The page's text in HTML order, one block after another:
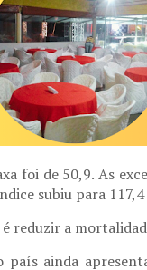
foi de 50,9. As
subiu para
reduzir a
país ainda